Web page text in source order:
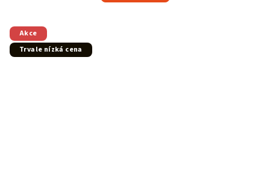
Akce
Trvale nízká cena